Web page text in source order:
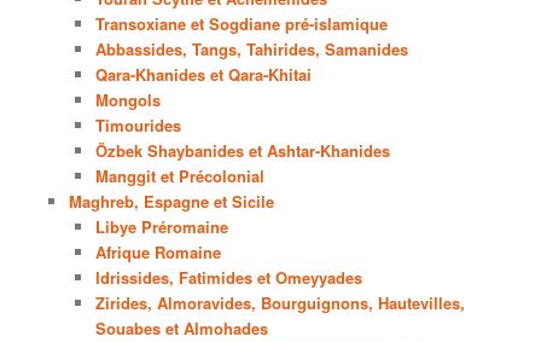
Transoxiane et Sogdiane pré-islamique
Abbassides, Tangs, Tahirides, Samanides
Qara-Khanides et Qara-Khitai
Mongols
Timourides
Özbek Shaybanides et Ashtar-Khanides
Manggit et Précolonial
Maghreb, Espagne et Sicile
Libye Préromaine
Afrique Romaine
Idrissides, Fatimides et Omeyyades
Zirides, Almoravides, Bourguignons, Hautevilles,
Souabes et Almohades